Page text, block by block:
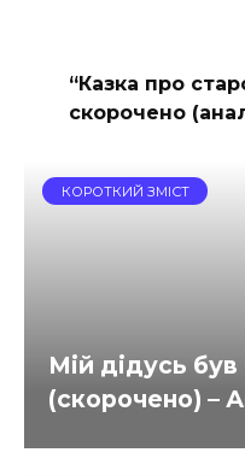
“Казка про
скорочено
КОРОТКИЙ ЗМІСТ
Мій дідусь
(скорочено) –